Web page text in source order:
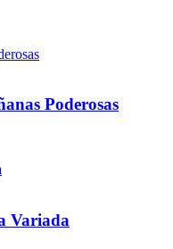
Poderosas
Variada